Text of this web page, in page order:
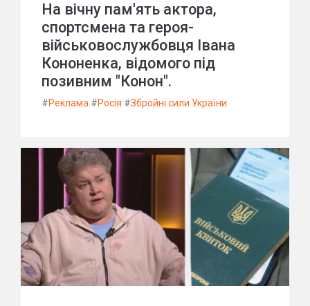
На вічну пам'ять актора,
спортсмена та героя-
військовослужбовця Івана
Кононенка, відомого під
позивним "Конон".
#Реклама #Росія #Збройні сили України